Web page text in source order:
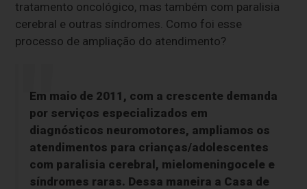
tratamento oncológico, mas também com paralisia
cerebral e outras síndromes. Como foi esse
processo de ampliação do atendimento?
Em maio de 2011, com a crescente demanda
por serviços especializados em
diagnósticos neuromotores, ampliamos os
atendimentos para crianças/adolescentes
com paralisia cerebral, mielomeningocele e
síndromes raras. Dessa maneira a Casa de